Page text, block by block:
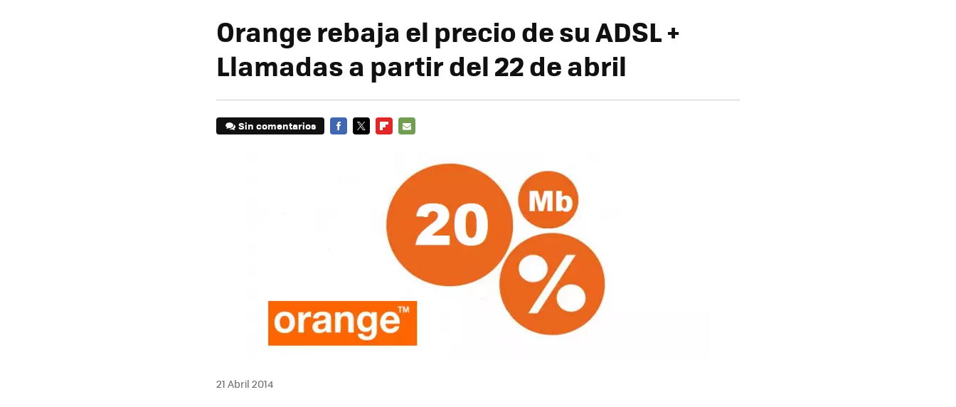
Orange rebaja el precio de su ADSL +
Llamadas a partir del 22 de abril
Sin comentarios
21 Abril 2014